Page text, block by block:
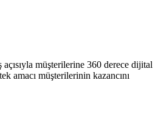
açısıyla müşterilerine 360 derece dijital
amacı müşterilerinin kazancını